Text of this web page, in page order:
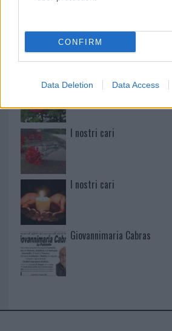
CONFIRM
Data Deletion Data Access
Martina Agostina Diturco
I nostri cari
I nostri cari
I nostri cari
Giovannimaria Cabras